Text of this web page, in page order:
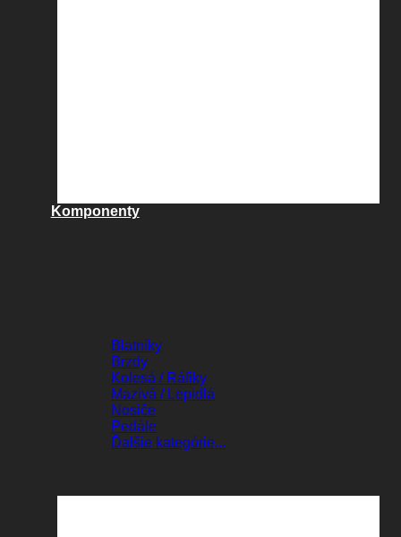
Komponenty
Blatníky
Brzdy
Kolesá / Ráfiky
Mazivá / Lepidlá
Nosiče
Pedále
Ďalšie kategórie...